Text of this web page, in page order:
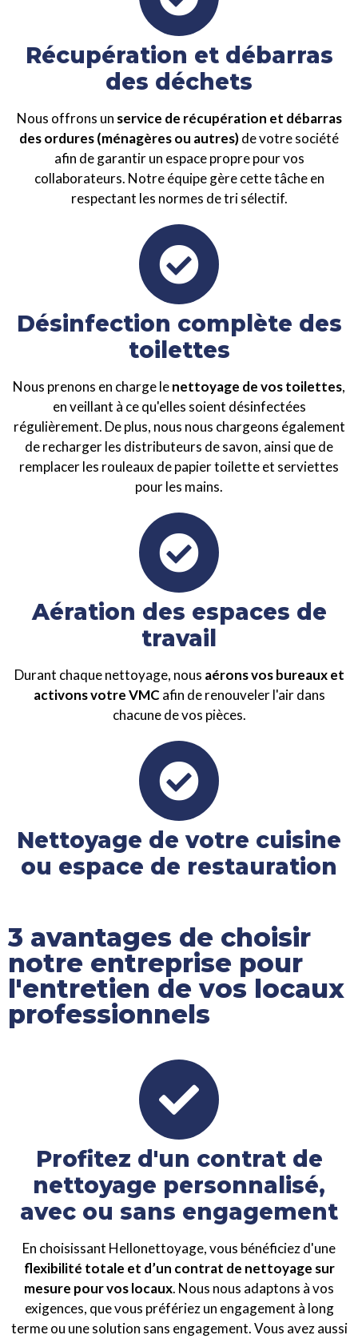
Récupération et débarras
des déchets
Nous offrons un service de récupération et débarras
des ordures (ménagères ou autres)de votre société
afin de garantir un espace propre pour vos
collaborateurs. Notre équipe gère cette tâche en
respectant les normes de tri sélectif.
Désinfection complète des
toilettes
Nous prenons en charge lenettoyage de vos toilettes,
en veillant à ce qu'elles soient désinfectées
régulièrement. De plus, nous nous chargeons également
de recharger les distributeurs de savon, ainsi que de
remplacer les rouleaux de papier toilette et serviettes
pour les mains.
Aération des espaces de
travail
Durant chaque nettoyage, nous aérons vos bureaux et
activons votre VMC afin de renouveler l'air dans
chacune de vos pièces.
Nettoyage de votre cuisine
ou espace de restauration
3 avantages de choisir
notre entreprise pour
l'entretien de vos locaux
professionnels
Profitez d'un contrat de
nettoyage personnalisé,
avec ou sans engagement
En choisissant Hellonettoyage, vous bénéficiez d'une
flexibilité totale et d’un contrat de nettoyage sur
mesure pour vos locaux. Nous nous adaptons à vos
exigences, que vous préfériez un engagement à long
terme ou une solution sans engagement. Vous avez aussi